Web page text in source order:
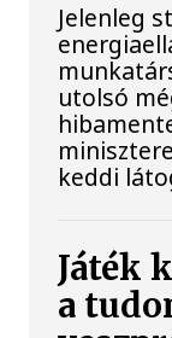
Jelenleg
utolsó
keddi
Játék
a